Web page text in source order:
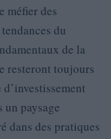
méfier des
du
de la
resteront toujours
un paysage
dans des pratiques